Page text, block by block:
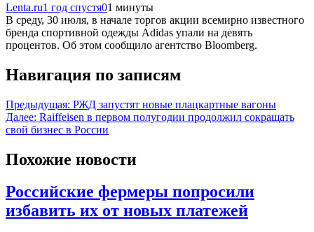
Lenta.ru1 год спустя01 минуты
В среду, 30 июля, в начале торгов акции всемирно известного
бренда спортивной одежды Adidas упали на девять
процентов. Об этом сообщило агентство Bloomberg.
Навигация по записям
Предыдущая: РЖД запустят новые плацкартные вагоны
Далее: Raiffeisen в первом полугодии продолжил сокращать
свой бизнес в России
Похожие новости
Российские фермеры попросили
избавить их от новых платежей